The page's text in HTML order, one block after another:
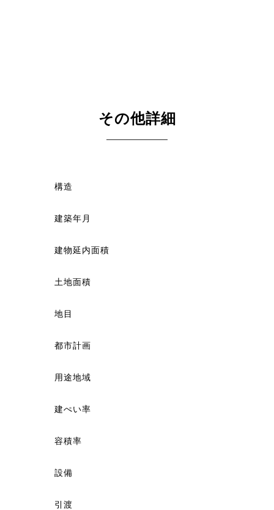
その他詳細
構造
建築年月
建物延内面積
土地面積
地目
都市計画
用途地域
建ぺい率
容積率
設備
引渡